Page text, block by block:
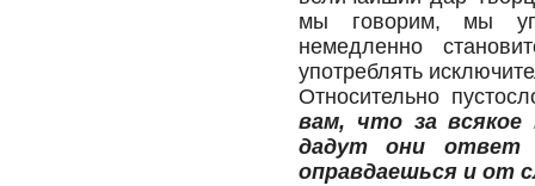
мы говорим, мы
немедленно
употреблять
Относительно
вам, что за всякое
дадут они ответ
оправдаешься и от